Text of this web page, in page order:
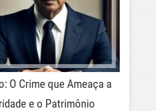
O Crime que Ameaça a
e o Patrimônio